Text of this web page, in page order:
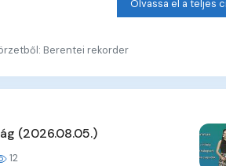
Olvassa el a teljes
Berentei rekorder
(2026.08.05.)
12